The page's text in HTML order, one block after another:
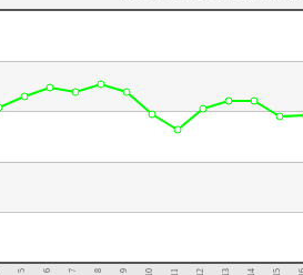
5 6 7 8 9 10 11 12 13 14 15